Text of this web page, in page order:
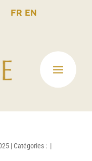
FR EN
| Catégories : |